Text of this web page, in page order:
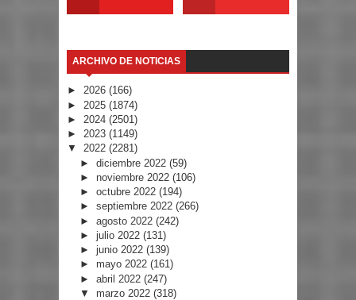
ARCHIVO DE NOTICIAS
► 2026 (166)
► 2025 (1874)
► 2024 (2501)
► 2023 (1149)
▼ 2022 (2281)
► diciembre 2022 (59)
► noviembre 2022 (106)
► octubre 2022 (194)
► septiembre 2022 (266)
► agosto 2022 (242)
► julio 2022 (131)
► junio 2022 (139)
► mayo 2022 (161)
► abril 2022 (247)
▼ marzo 2022 (318)